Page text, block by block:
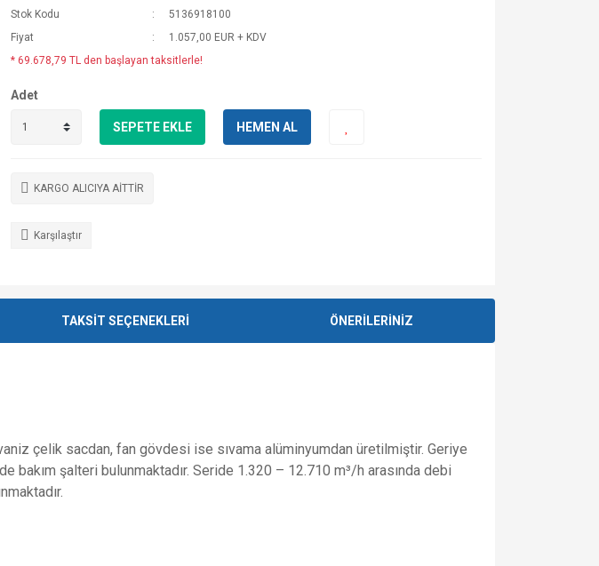
Stok Kodu
5136918100
Fiyat
1.057,00 EUR + KDV
* 69.678,79 TL den başlayan taksitlerle!
Adet
SEPETE EKLE HEMEN AL
KARGO ALICIYA AİTTİR
Karşılaştır
TAKSİT SEÇENEKLERİ ÖNERİLERİNİZ
çelik sacdan, fan gövdesi ise sıvama alüminyumdan üretilmiştir. Geriye
şalteri bulunmaktadır. Seride 1.320 – 12.710 m³/h arasında debi